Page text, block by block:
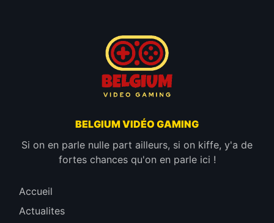
BELGIUM VIDÉO GAMING
Si on en parle nulle part ailleurs, si on kiffe, y'a de
fortes chances qu'on en parle ici !
Accueil
Actualites